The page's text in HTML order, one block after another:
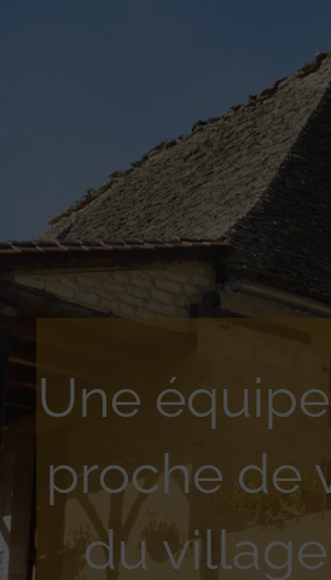
Une
proche de
du